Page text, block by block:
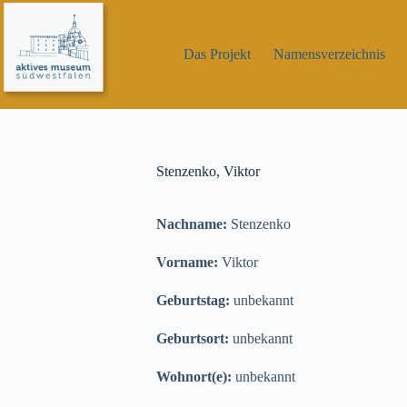
Zum
springen
Das Projekt
Namensverzeichnis
Stenzenko, Viktor
Nachname: Stenzenko
Vorname: Viktor
Geburtstag: unbekannt
Geburtsort: unbekannt
Wohnort(e): unbekannt